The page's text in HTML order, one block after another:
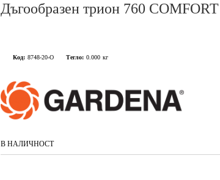
Дъгообразен трион 760 COMFORT
Код: 8748-20-О Тегло: 0.000 кг
В НАЛИЧНОСТ